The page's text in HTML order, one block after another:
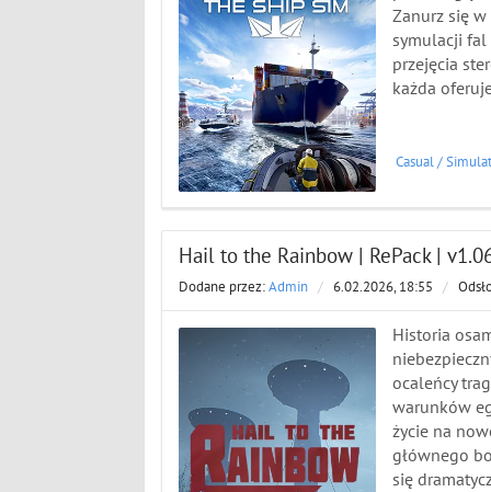
Zanurz się
symulacji fal
przejęcia
każda
Casual/
Hail to the Rainbow | RePack |
Dodane przez:Admin / 6.02.2026, 18:55 /
Historia
ocaleńcy
warunków
życie na
głównego
się